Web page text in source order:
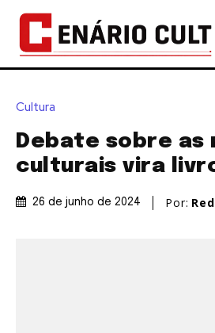
Cultura
Debate sobre as
culturais vira
26 de junho de 2024 Por: